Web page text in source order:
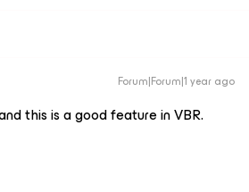
Forum|Forum|1 year ago
this is a good feature in VBR.